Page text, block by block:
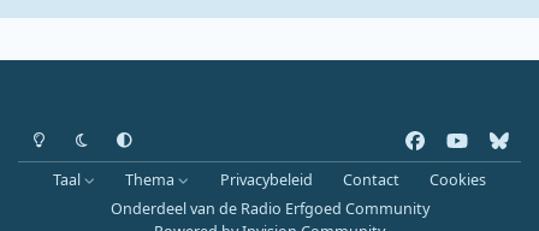
Heldere modus
Donkere modus
Systeemvoorkeur
a
c
e
o
u
b
l
u
Taal Thema Privacybeleid Contact
Cookies
Onderdeel van de Radio Erfgoed Community